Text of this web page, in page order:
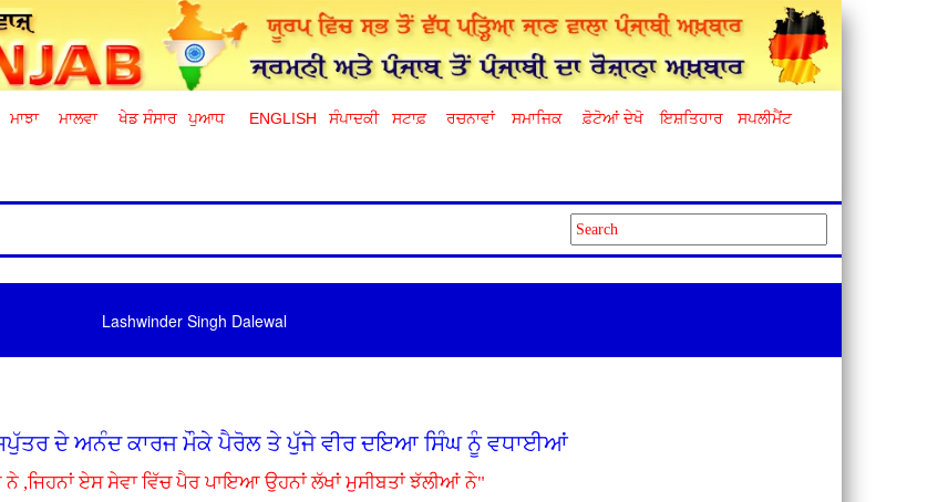
ਮਾਝਾ ਮਾਲਵਾ ਖੇਡ ਸੰਸਾਰ ਪੁਆਧ ENGLISH ਸੰਪਾਦਕੀ ਸਟਾਫ਼ ਰਚਨਾਵਾਂ ਸਮਾਜਿਕ ਫ਼ੋਟੋਆਂ ਦੇਖੋ ਇਸ਼ਤਿਹਾਰ ਸਪਲੀਮੈਂਟ
Lashwinder Singh Dalewal
ਸਪੁੱਤਰ ਦੇ ਅਨੰਦ ਕਾਰਜ ਮੌਕੇ ਪੈਰੋਲ ਤੇ ਪੁੱਜੇ ਵੀਰ ਦਇਆ ਸਿੰਘ ਨੂੰ ਵਧਾਈਆਂ
,ਜਿਹਨਾਂ ਏਸ ਸੇਵਾ ਵਿੱਚ ਪੈਰ ਪਾਇਆ ਉਹਨਾਂ ਲੱਖਾਂ ਮੁਸੀਬਤਾਂ ਝੱਲੀਆਂ ਨੇ"